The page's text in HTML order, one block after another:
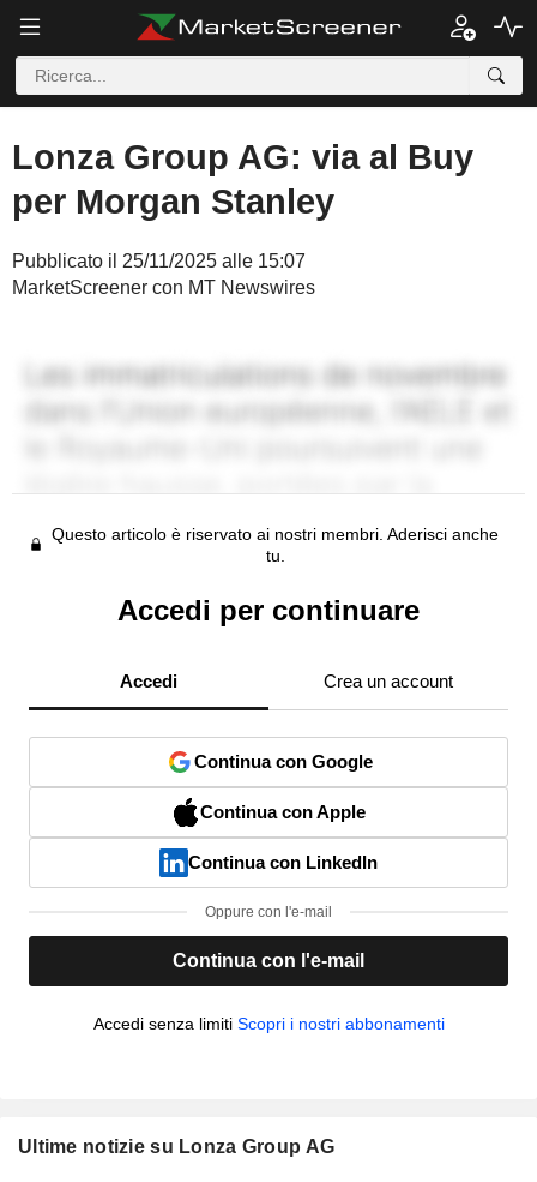
Lonza Group AG: via al Buy
per Morgan Stanley
Pubblicato il 25/11/2025 alle 15:07
MarketScreener con MT Newswires
Questo articolo è riservato ai nostri membri. Aderisci anche
tu.
Accedi per continuare
Accedi Crea un account
Continua con Google
Continua con Apple
Continua con LinkedIn
Oppure con l'e-mail
Continua con l'e-mail
Accedi senza limiti Scopri i nostri abbonamenti
Ultime notizie su Lonza Group AG